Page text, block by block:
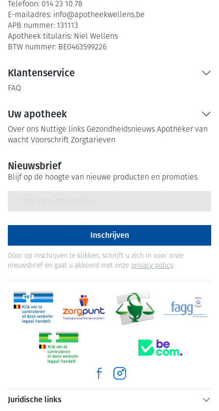
Telefoon: 014 23 10 78
E-mailadres: info@apotheekwellens.be
APB nummer: 131113
Apotheek titularis: Niel Wellens
BTW nummer: BE0463599226
Klantenservice
FAQ
Uw apotheek
Over ons Nuttige links Gezondheidsnieuws Apotheker van
wacht Voorschrift Zorgtarieven
Nieuwsbrief
Blijf op de hoogte van nieuwe producten en promoties
Inschrijven
Door op inschrijven te klikken, schrijft u zich in voor onze
nieuwsbrief en gaat u akkoord met onze privacy policy.
Juridische links